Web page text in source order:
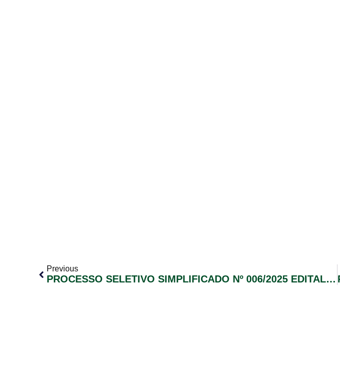
Previous
PROCESSO SELETIVO SIMPLIFICADO Nº 006/2025 EDITAL Nº003 HOMOLOGAÇÃO FINAL DAS INSCRIÇÕES